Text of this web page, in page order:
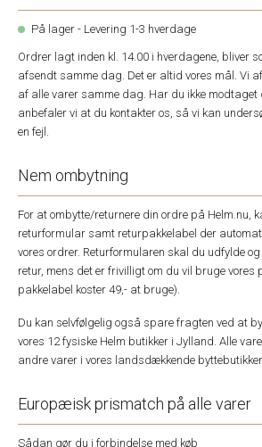
På lager - Levering 1-3 hverdage
Ordrer lagt inden kl. 14.00 i hverdagene, bliver
afsendt samme dag. Det er altid vores mål. Vi
af alle varer samme dag. Har du ikke modtaget
anbefaler vi at du kontakter os, så vi kan
en fejl.
Nem ombytning
For at ombytte/returnere din ordre på Helm.nu,
returformular samt returpakkelabel der
vores ordrer. Returformularen skal du udfylde
retur, mens det er frivilligt om du vil bruge vores
pakkelabel koster 49,- at bruge).
Du kan selvfølgelig også spare fragten ved at
vores 12 fysiske Helm butikker i Jylland. Alle
andre varer i vores landsdækkende
Europæisk prismatch på alle varer
Sådan gør du i forbindelse med køb